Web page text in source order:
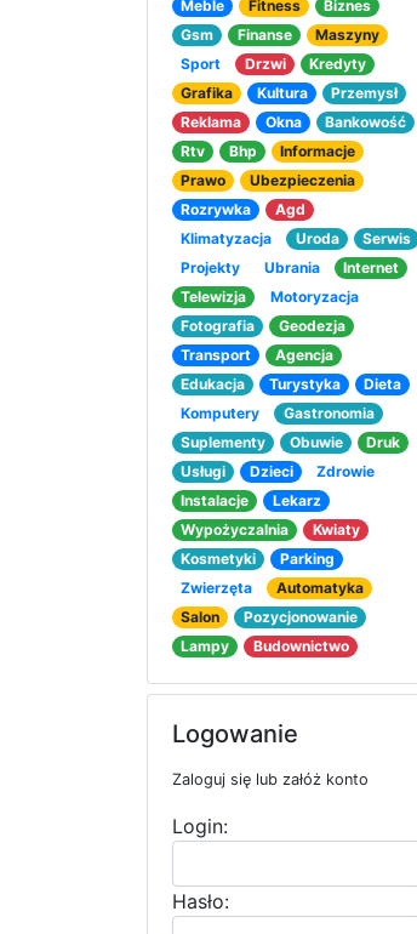
Meble
Fitness
Biznes
Gsm
Finanse
Maszyny
Sport
Drzwi
Kredyty
Grafika
Kultura
Przemysł
Reklama
Okna
Bankowość
Rtv
Bhp
Informacje
Prawo
Ubezpieczenia
Rozrywka
Agd
Klimatyzacja
Uroda
Serwis
Projekty
Ubrania
Internet
Telewizja
Motoryzacja
Fotografia
Geodezja
Transport
Agencja
Edukacja
Turystyka
Dieta
Komputery
Gastronomia
Suplementy
Obuwie
Druk
Usługi
Dzieci
Zdrowie
Instalacje
Lekarz
Wypożyczalnia
Kwiaty
Kosmetyki
Parking
Zwierzęta
Automatyka
Salon
Pozycjonowanie
Lampy
Budownictwo
Logowanie
Zaloguj się lub załóż konto
Login:
Hasło: